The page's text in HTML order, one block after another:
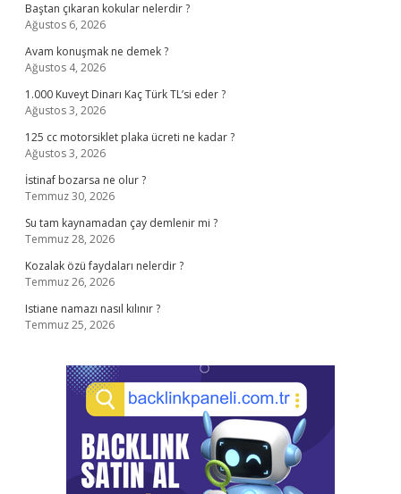
Baştan çıkaran kokular nelerdir ?
Ağustos 6, 2026
Avam konuşmak ne demek ?
Ağustos 4, 2026
1.000 Kuveyt Dinarı Kaç Türk TL’si eder ?
Ağustos 3, 2026
125 cc motorsiklet plaka ücreti ne kadar ?
Ağustos 3, 2026
İstinaf bozarsa ne olur ?
Temmuz 30, 2026
Su tam kaynamadan çay demlenir mi ?
Temmuz 28, 2026
Kozalak özü faydaları nelerdir ?
Temmuz 26, 2026
Istiane namazı nasıl kılınır ?
Temmuz 25, 2026